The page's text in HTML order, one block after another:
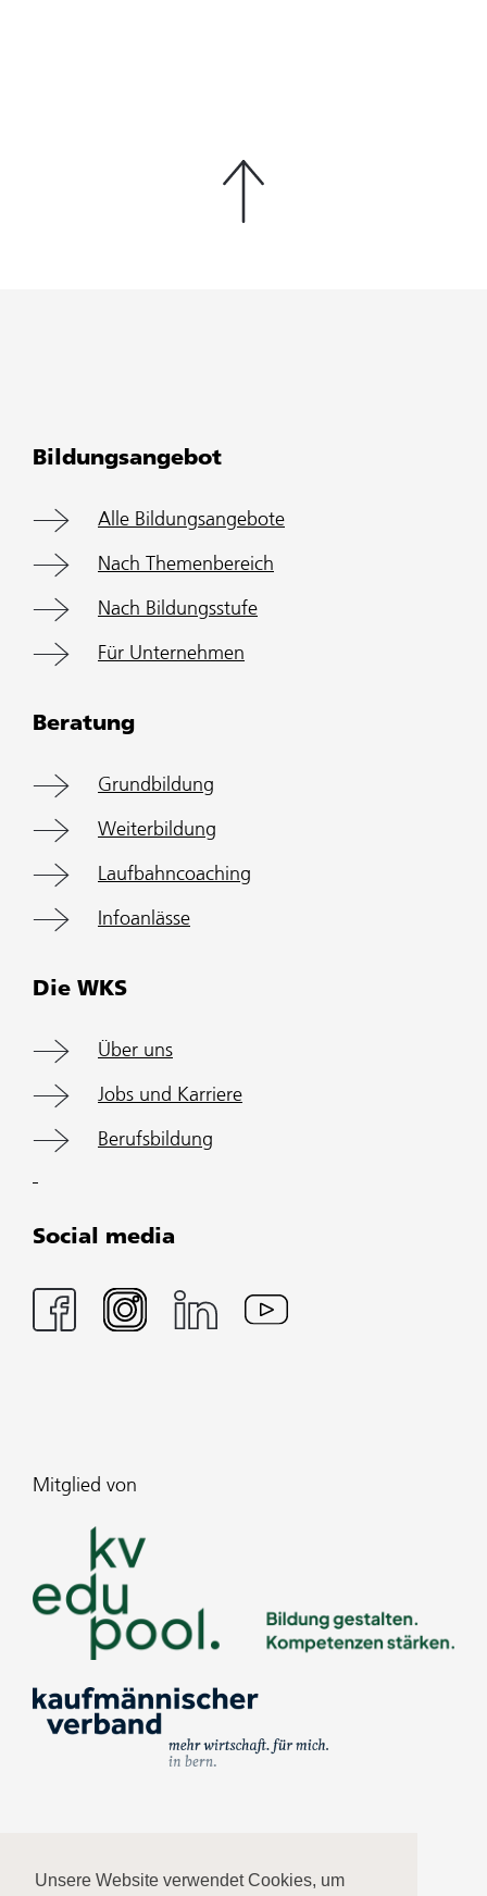
Unsere Website verwendet Cookies, um
Bildungsangebot
Alle Bildungsangebote
Nach Themenbereich
Nach Bildungsstufe
Für Unternehmen
Beratung
Grundbildung
Weiterbildung
Laufbahncoaching
Infoanlässe
Die WKS
Über uns
Jobs und Karriere
Berufsbildung
Social media
Mitglied von